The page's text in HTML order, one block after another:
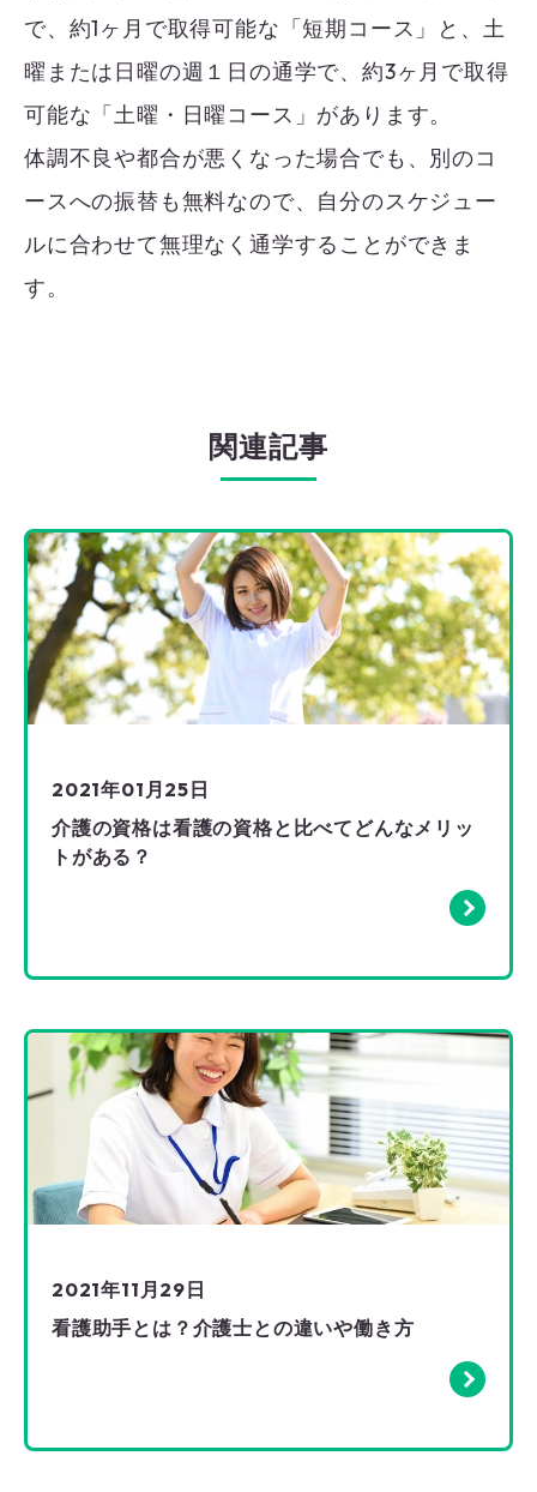
で、約1ヶ月で取得可能な「短期コース」と、土
曜または日曜の週１日の通学で、約3ヶ月で取得
可能な「土曜・日曜コース」があります。
体調不良や都合が悪くなった場合でも、別のコ
ースへの振替も無料なので、自分のスケジュー
ルに合わせて無理なく通学することができま
す。
関連記事
2021年01月25日
介護の資格は看護の資格と比べてどんなメリッ
トがある？
2021年11月29日
看護助手とは？介護士との違いや働き方